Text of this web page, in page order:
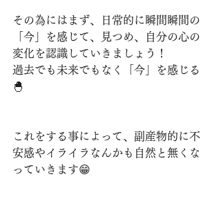
その為にはまず、日常的に瞬間瞬間の
「今」を感じて、見つめ、自分の心の
変化を認識していきましょう！
過去でも未来でもなく「今」を感じる
🐣
これをする事によって、副産物的に不
安感やイライラなんかも自然と無くな
っていきます😁